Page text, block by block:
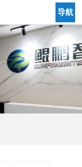
导航